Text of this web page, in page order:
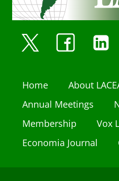
Home
About
Annual Meetings
Membership
Vox
Economia Journal